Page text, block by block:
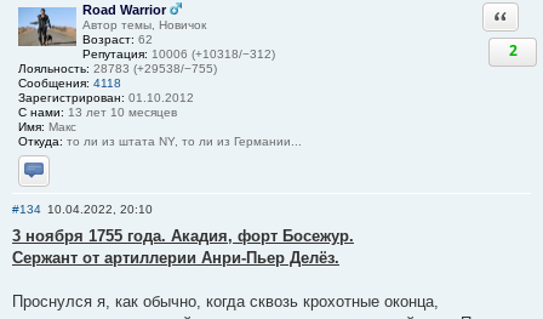
Road Warrior
Автор темы, Новичок
Возраст: 62
Репутация: 10006 (+10318/−312)
Лояльность: 28783 (+29538/−755)
Сообщения: 4118
Зарегистрирован: 01.10.2012
С нами: 13 лет 10 месяцев
Имя: Макс
Откуда: то ли из штата NY, то ли из Германии...
Отправить личное сообщение
2
#134 10.04.2022, 20:10
3 ноября 1755 года. Акадия, форт Босежур.
Сержант от артиллерии Анри-Пьер Делёз.
Проснулся я, как обычно, когда сквозь крохотные оконца,